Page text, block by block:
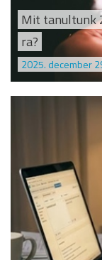
Mit tanultunk
ra?
2025. december